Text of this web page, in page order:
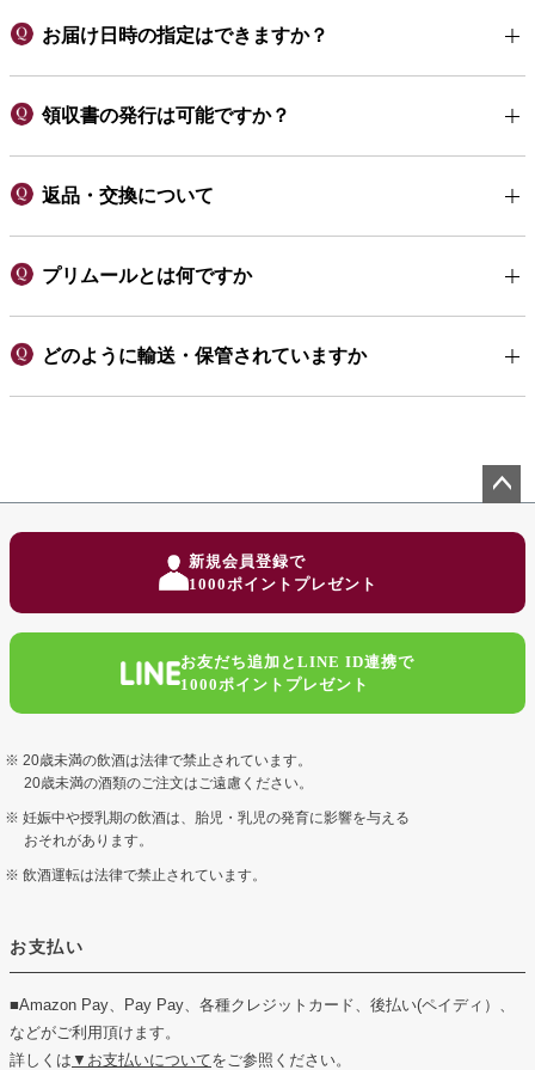
お届け日時の指定はできますか？
領収書の発行は可能ですか？
返品・交換について
プリムールとは何ですか
どのように輸送・保管されていますか
新規会員登録で
1000ポイントプレゼント
お友だち追加とLINE ID連携で
1000ポイントプレゼント
20歳未満の飲酒は法律で禁止されています。
20歳未満の酒類のご注文はご遠慮ください。
妊娠中や授乳期の飲酒は、胎児・乳児の発育に影響を与える
おそれがあります。
飲酒運転は法律で禁止されています。
お支払い
■Amazon Pay、Pay Pay、各種クレジットカード、後払い(ペイディ）、
などがご利用頂けます。
詳しくは ▼お支払いについてをご参照ください。